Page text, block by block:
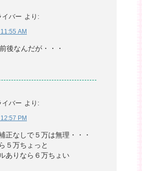
イバー より:
AM
後なんだが・・・
イバー より:
PM
正なしで５万は無理・・・
５万ちょっと
ありなら６万ちょい